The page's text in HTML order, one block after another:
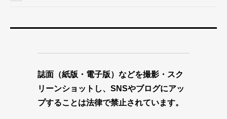
誌面（紙版・電子版）などを撮影・スク
リーンショットし、SNSやブログにアッ
プすることは法律で禁止されています。